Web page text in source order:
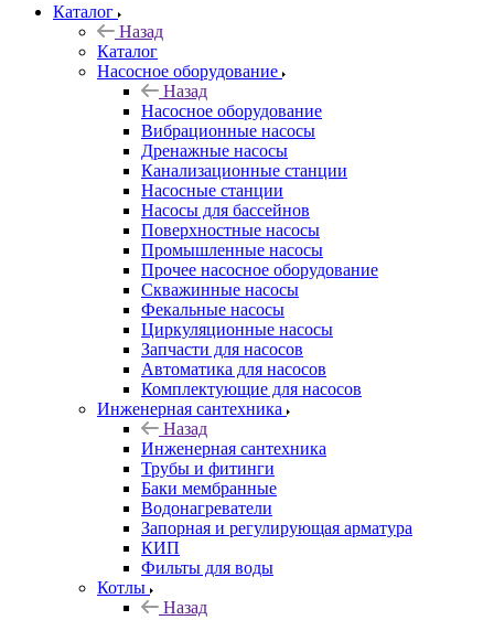
Каталог
Назад
Каталог
Насосное оборудование
Назад
Насосное оборудование
Вибрационные насосы
Дренажные насосы
Канализационные станции
Насосные станции
Насосы для бассейнов
Поверхностные насосы
Промышленные насосы
Прочее насосное оборудование
Скважинные насосы
Фекальные насосы
Циркуляционные насосы
Запчасти для насосов
Автоматика для насосов
Комплектующие для насосов
Инженерная сантехника
Назад
Инженерная сантехника
Трубы и фитинги
Баки мембранные
Водонагреватели
Запорная и регулирующая арматура
КИП
Фильты для воды
Котлы
Назад